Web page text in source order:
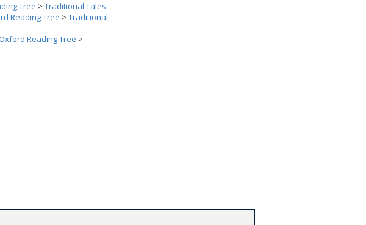
Tree > Traditional Tales
Reading Tree > Traditional
Oxford Reading Tree >